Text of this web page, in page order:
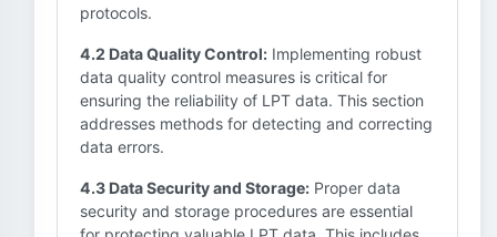
protocols.
4.2 Data Quality Control: Implementing robust
data quality control measures is critical for
ensuring the reliability of LPT data. This section
addresses methods for detecting and correcting
data errors.
4.3 Data Security and Storage: Proper data
security and storage procedures are essential